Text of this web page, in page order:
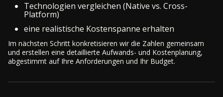
Technologien vergleichen (Native vs. Cross-
Platform)
eine realistische Kostenspanne erhalten
Im nächsten Schritt konkretisieren wir die Zahlen gemeinsam
und erstellen eine detaillierte Aufwands- und Kostenplanung,
abgestimmt auf Ihre Anforderungen und Ihr Budget.